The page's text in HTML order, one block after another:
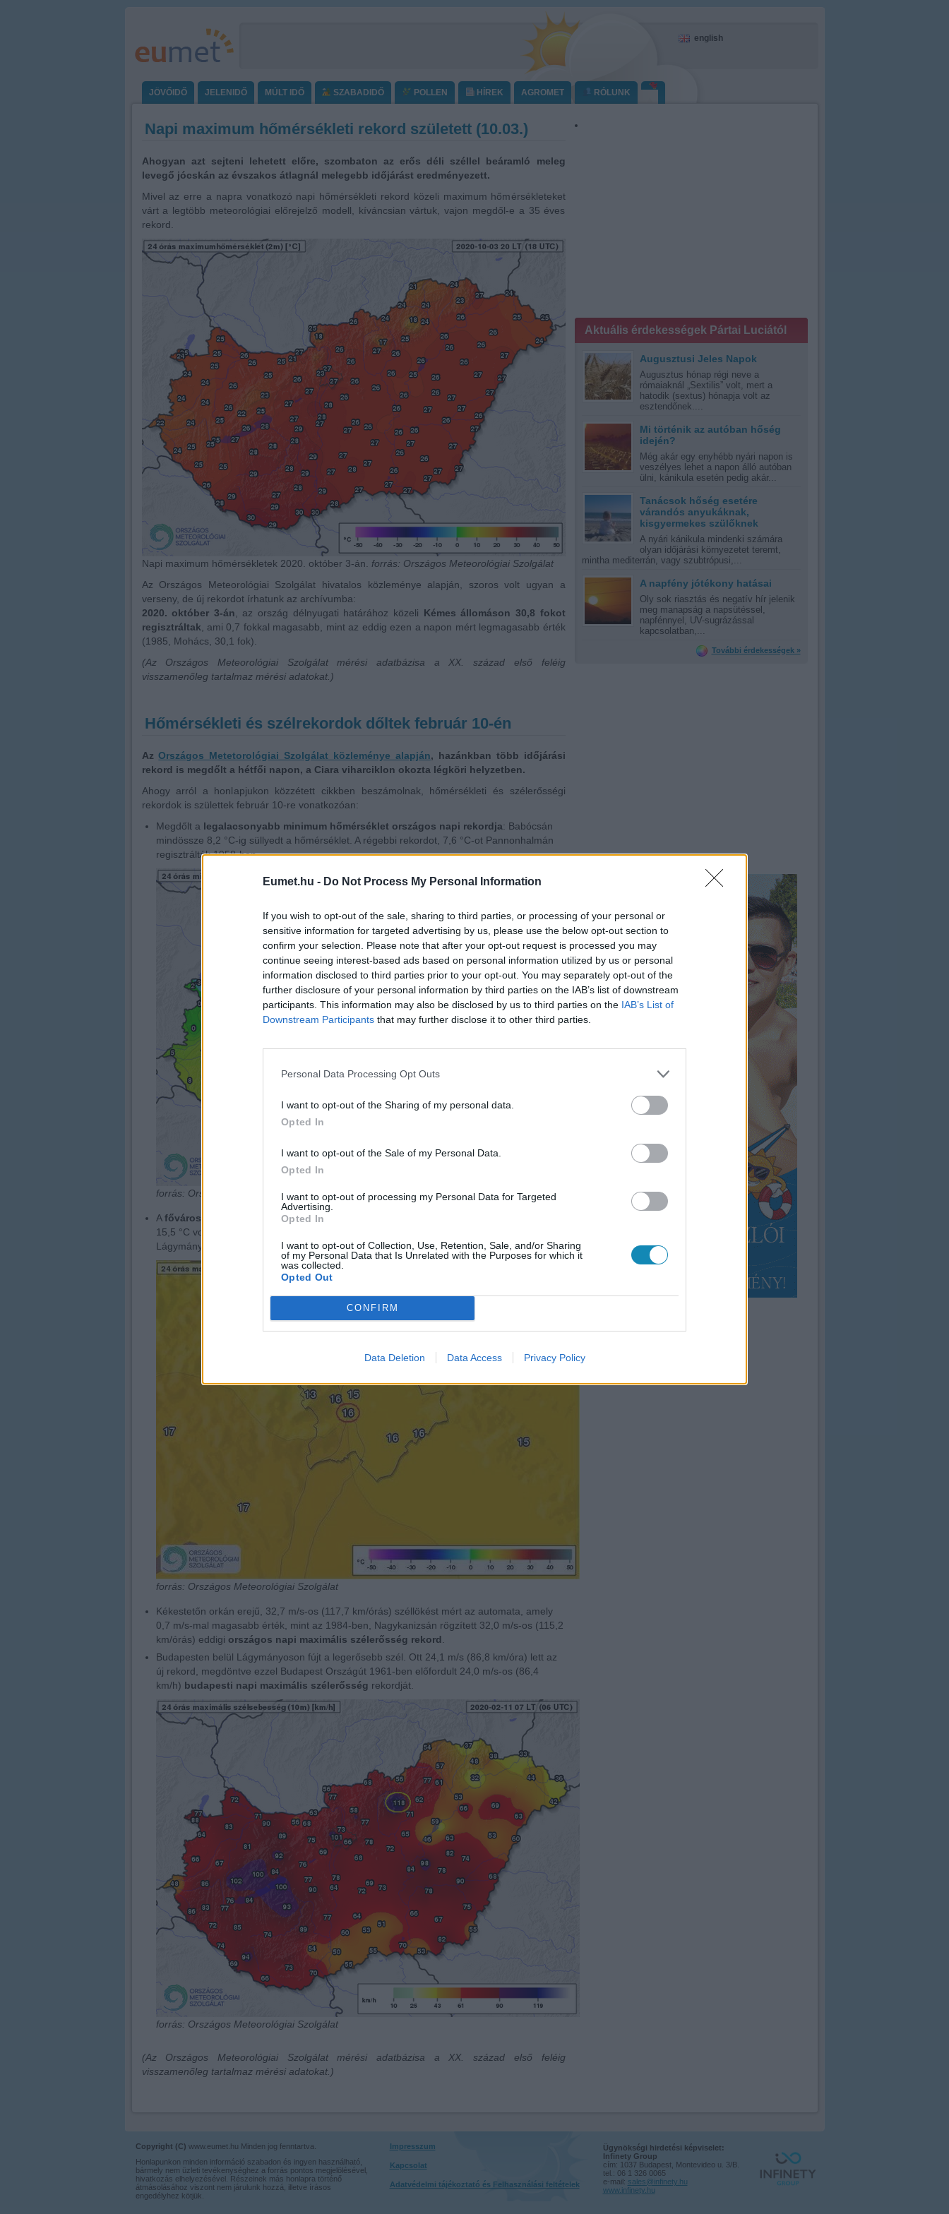
Eumet.hu - Do Not Process My Personal Information
If you wish to opt-out of the sale, sharing to third parties, or processing of your personal or
sensitive information for targeted advertising by us, please use the below opt-out section to
confirm your selection. Please note that after your opt-out request is processed you may
continue seeing interest-based ads based on personal information utilized by us or personal
information disclosed to third parties prior to your opt-out. You may separately opt-out of the
further disclosure of your personal information by third parties on the IAB’s list of downstream
participants. This information may also be disclosed by us to third parties on the IAB’s List of
Downstream Participants that may further disclose it to other third parties.
Personal Data Processing Opt Outs
I want to opt-out of the Sharing of my personal data.
Opted In
I want to opt-out of the Sale of my Personal Data.
Opted In
I want to opt-out of processing my Personal Data for Targeted
Advertising.
Opted In
I want to opt-out of Collection, Use, Retention, Sale, and/or Sharing
of my Personal Data that Is Unrelated with the Purposes for which it
was collected.
Opted Out
CONFIRM
Data Deletion Data Access Privacy Policy
english
JÖVŐIDŐ JELENIDŐ MÚLT IDŐ SZABADIDŐ POLLEN HÍREK AGROMET RÓLUNK
Napi maximum hőmérsékleti rekord született (10.03.)
Ahogyan azt sejteni lehetett előre, szombaton az erős déli széllel beáramló meleg
levegő jócskán az évszakos átlagnál melegebb időjárást eredményezett.
Mivel az erre a napra vonatkozó napi hőmérsékleti rekord közeli maximum hőmérsékleteket
várt a legtöbb meteorológiai előrejelző modell, kíváncsian vártuk, vajon megdől-e a 35 éves
rekord.
Napi maximum hőmérsékletek 2020. október 3-án. forrás: Országos Meteorológiai Szolgálat
Az Országos Meteorológiai Szolgálat hivatalos közleménye alapján, szoros volt ugyan a
verseny, de új rekordot írhatunk az archívumba:
2020. október 3-án , az ország délnyugati határához közeli Kémes állomáson 30,8 fokot
regisztráltak , ami 0,7 fokkal magasabb, mint az eddig ezen a napon mért legmagasabb érték
(1985, Mohács, 30,1 fok).
(Az Országos Meteorológiai Szolgálat mérési adatbázisa a XX. század első feléig
visszamenőleg tartalmaz mérési adatokat.)
Hőmérsékleti és szélrekordok dőltek február 10-én
AzOrszágos Metetorológiai Szolgálat közleménye alapján, hazánkban több időjárási
rekord is megdőlt a hétfői napon, a Ciara viharciklon okozta légköri helyzetben.
Ahogy arról a honlapjukon közzétett cikkben beszámolnak, hőmérsékleti és szélerősségi
rekordok is születtek február 10-re vonatkozóan:
Megdőlt a legalacsonyabb minimum hőmérséklet országos napi rekordja: Babócsán
mindössze 8,2 °C-ig süllyedt a hőmérséklet. A régebbi rekordot, 7,6 °C-ot Pannonhalmán
regisztrálták 1958-ban.
forrás: Országos Meteorológiai Szolgálat
Afővárosi napi legmagasabb maximum hőmérsékletben
15,5 °C volt, amelyet a Gellért-hegyen mértek még 1925-ben. Az új rekordot Budapest
Lágymányoson regisztrálták 16,3 °C-on.
forrás: Országos Meteorológiai Szolgálat
Kékestetőn orkán erejű, 32,7 m/s-os (117,7 km/órás) széllökést mért az automata, amely
0,7 m/s-mal magasabb érték, mint az 1984-ben, Nagykanizsán rögzített 32,0 m/s-os (115,2
km/órás) eddigi országos napi maximális szélerősség rekord
Budapesten belül Lágymányoson fújt a legerősebb szél. Ott 24,1 m/s (86,8 km/óra) lett az
új rekord, megdöntve ezzel Budapest Országút 1961-ben előfordult 24,0 m/s-os (86,4
km/h) budapesti napi maximális szélerősség rekordját.
forrás: Országos Meteorológiai Szolgálat
(Az Országos Meteorológiai Szolgálat mérési adatbázisa a XX. század első feléig
visszamenőleg tartalmaz mérési adatokat.)
Aktuális érdekességek Pártai Luciától
Augusztusi Jeles Napok
Augusztus hónap régi neve a
rómaiaknál „Sextilis” volt, mert a
hatodik (sextus) hónapja volt az
esztendőnek....
Mi történik az autóban hőség
idején?
Még akár egy enyhébb nyári napon is
veszélyes lehet a napon álló autóban
ülni, kánikula esetén pedig akár...
Tanácsok hőség esetére
várandós anyukáknak,
kisgyermekes szülőknek
A nyári kánikula mindenki számára
olyan időjárási környezetet teremt,
mintha mediterrán, vagy szubtrópusi,...
A napfény jótékony hatásai
Oly sok riasztás és negatív hír jelenik
meg manapság a napsütéssel,
napfénnyel, UV-sugrázással
kapcsolatban,...
További érdekességek »
Copyright (C) www.eumet.hu Minden jog fenntartva.
Honlapunkon minden információ szabadon és ingyen használható,
bármely nem üzleti tevékenységhez a forrás pontos megjelölésével,
hivatkozás elhelyezésével. Részeinek más honlapra történő
átmásolásához viszont nem járulunk hozzá, illetve írásos
engedélyhez kötjük.
Impresszum
Kapcsolat
Adatvédelmi tájékoztató és Felhasználási feltételek
Ügynökségi hirdetési képviselet:
Infinety Group
cím: 1037 Budapest, Montevideo u. 3/B.
tel.: 06 1 326 0065
e-mail: sales@infinety.hu
www.infinety.hu